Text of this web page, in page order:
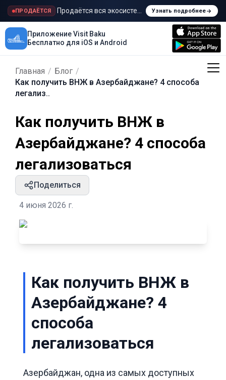
ПРОДАЁТСЯ Продаётся вся экосистема Visit BakuУзнать подробнее
Приложение Visit Baku
Бесплатно для iOS и Android
Главная / Блог /
Как получить ВНЖ в Азербайджане? 4 способа
легализ..
Как получить ВНЖ в
Азербайджане? 4 способа
легализоваться
Поделиться
4 июня 2026 г.
Как получить ВНЖ в
Азербайджане? 4
способа
легализоваться
Азербайджан, одна из самых доступных